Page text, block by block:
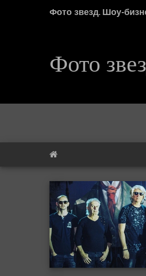
Фото звезд. Шоу-
Фото